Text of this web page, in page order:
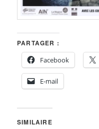
PARTAGER :
Facebook
E-mail
SIMILAIRE